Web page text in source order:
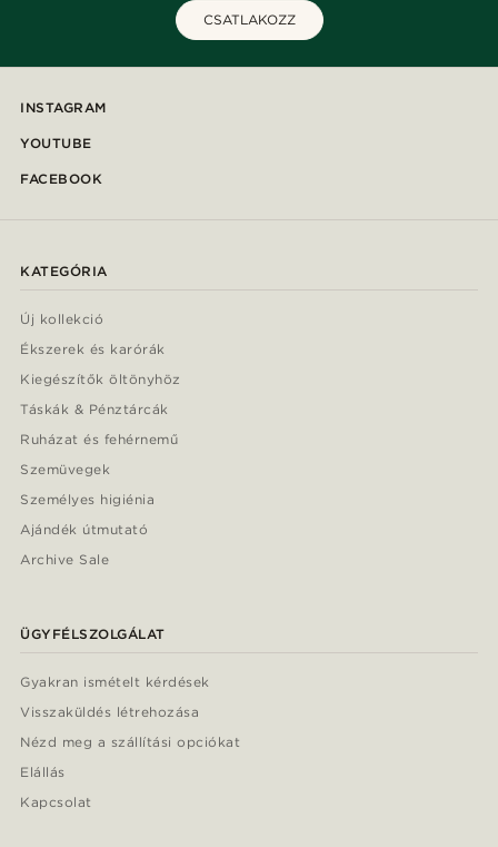
CSATLAKOZZ
INSTAGRAM
YOUTUBE
FACEBOOK
KATEGÓRIA
Új kollekció
Ékszerek és karórák
Kiegészítők öltönyhöz
Táskák & Pénztárcák
Ruházat és fehérnemű
Szemüvegek
Személyes higiénia
Ajándék útmutató
Archive Sale
ÜGYFÉLSZOLGÁLAT
Gyakran ismételt kérdések
Visszaküldés létrehozása
Nézd meg a szállítási opciókat
Elállás
Kapcsolat